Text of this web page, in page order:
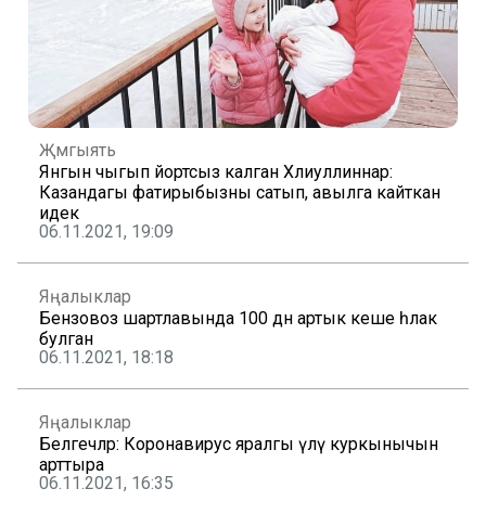
Җәмгыять
Янгын чыгып йортсыз калган Хәлиуллиннар:
Казандагы фатирыбызны сатып, авылга кайткан
идек
06.11.2021, 19:09
Яңалыклар
Бензовоз шартлавында 100 дән артык кеше һәлак
булган
06.11.2021, 18:18
Яңалыклар
Белгечләр: Коронавирус яралгы үлү куркынычын
арттыра
06.11.2021, 16:35